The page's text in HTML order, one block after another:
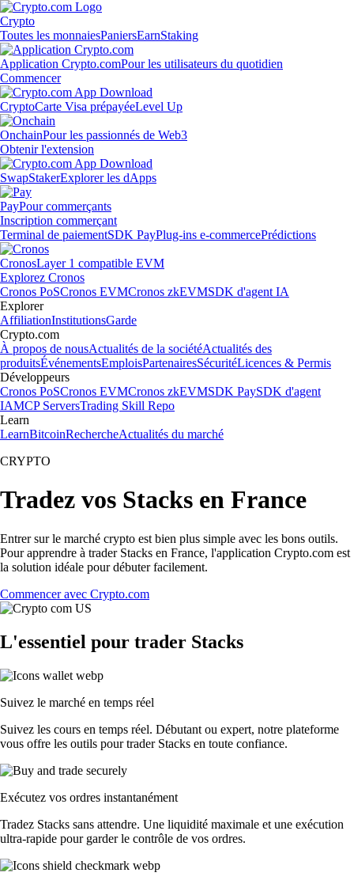
Crypto
Toutes les monnaiesPaniersEarnStaking
Application Crypto.comPour les utilisateurs du quotidien
Commencer
CryptoCarte Visa prépayéeLevel Up
OnchainPour les passionnés de Web3
Obtenir l'extension
SwapStakerExplorer les dApps
PayPour commerçants
Inscription commerçant
Terminal de paiementSDK PayPlug-ins e-commercePrédictions
CronosLayer 1 compatible EVM
Explorez Cronos
Cronos PoSCronos EVMCronos zkEVMSDK d'agent IA
Explorer
AffiliationInstitutionsGarde
Crypto.com
À propos de nousActualités de la sociétéActualités des
produitsÉvénementsEmploisPartenairesSécuritéLicences & Permis
Développeurs
Cronos PoSCronos EVMCronos zkEVMSDK PaySDK d'agent
IAMCP ServersTrading Skill Repo
Learn
LearnBitcoinRechercheActualités du marché
CRYPTO
Tradez vos Stacks en France
Entrer sur le marché crypto est bien plus simple avec les bons outils.
Pour apprendre à trader Stacks en France, l'application Crypto.com est
la solution idéale pour débuter facilement.
Commencer avec Crypto.com
L'essentiel pour trader Stacks
Suivez le marché en temps réel
Suivez les cours en temps réel. Débutant ou expert, notre plateforme
vous offre les outils pour trader Stacks en toute confiance.
Exécutez vos ordres instantanément
Tradez Stacks sans attendre. Une liquidité maximale et une exécution
ultra-rapide pour garder le contrôle de vos ordres.